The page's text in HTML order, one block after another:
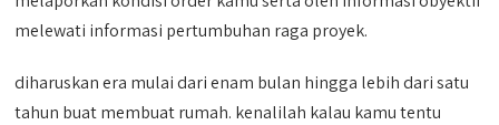
melewati informasi pertumbuhan raga proyek.
diharuskan era mulai dari enam bulan hingga lebih dari satu
tahun buat membuat rumah. kenalilah kalau kamu tentu